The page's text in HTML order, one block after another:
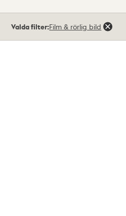
träffar
Valda filter:Film & rörlig bild